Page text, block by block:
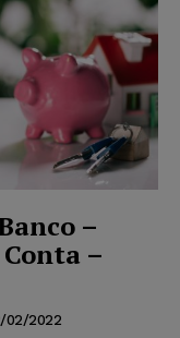
–
–
02/2022